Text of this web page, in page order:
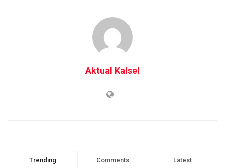
Aktual Kalsel
Trending Comments Latest